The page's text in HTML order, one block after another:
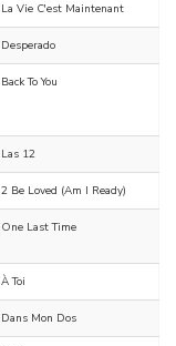
La Vie C'est Maintenant
Desperado
Back To You
Las 12
2 Be Loved (Am I Ready)
One Last Time
À Toi
Dans Mon Dos